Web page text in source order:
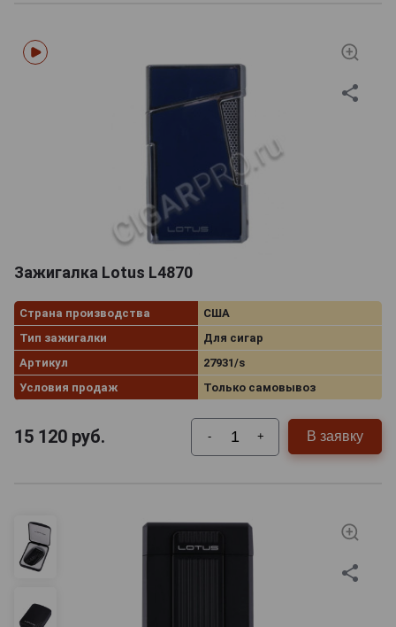
Зажигалка Lotus L4870
Страна производства
США
Тип зажигалки
Для сигар
Артикул
27931/s
Условия продаж
Только самовывоз
15 120 руб. - + В заявку